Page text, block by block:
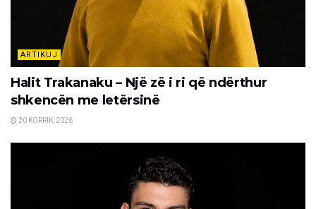
ARTIKUJ
Halit Trakanaku – Një zë i ri që ndërthur
shkencën me letërsinë
20 KORRIK, 2026